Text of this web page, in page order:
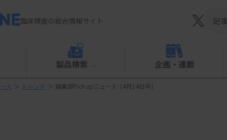
臨床検査の総合情報サイト
製品検索 企画・連載
ス ＞ トレンド ＞ 編集部Pick upニュース［4月14日号］